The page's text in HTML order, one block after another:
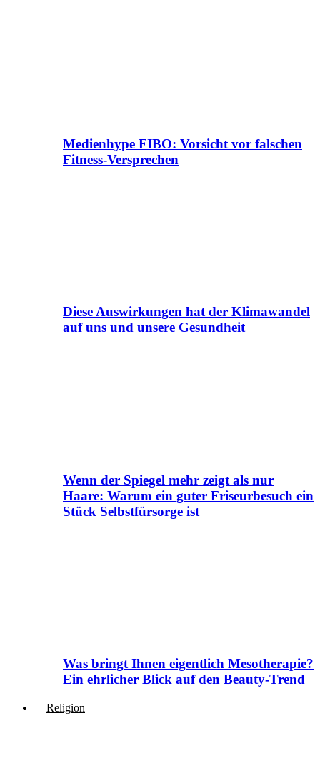
Medienhype FIBO: Vorsicht vor falschen
Fitness-Versprechen
Diese Auswirkungen hat der Klimawandel
auf uns und unsere Gesundheit
Wenn der Spiegel mehr zeigt als nur
Haare: Warum ein guter Friseurbesuch ein
Stück Selbstfürsorge ist
Was bringt Ihnen eigentlich Mesotherapie?
Ein ehrlicher Blick auf den Beauty-Trend
Religion